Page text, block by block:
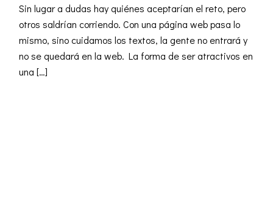
Sin lugar a dudas hay quiénes aceptarían el reto, pero
otros saldrían corriendo. Con una página web pasa lo
mismo, sino cuidamos los textos, la gente no entrará y
no se quedará en la web. La forma de ser atractivos en
una […]